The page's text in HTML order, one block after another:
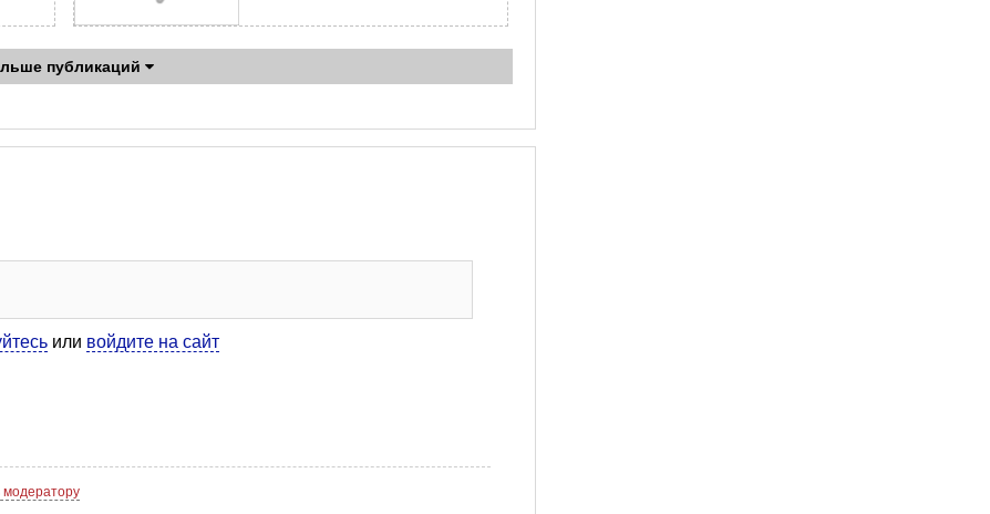
публикаций
или войдите на сайт